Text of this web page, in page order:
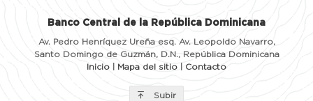
Banco Central de la República Dominicana
Av. Pedro Henríquez Ureña esq. Av. Leopoldo Navarro,
Santo Domingo de Guzmán, D.N., República Dominicana
Inicio
Mapa del sitio Contacto
Subir